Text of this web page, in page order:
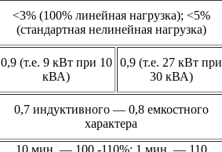
<3% (100% линейная нагрузка); <5%
(стандартная нелинейная нагрузка)
0,9 (т.е. 9 кВт при 10
кВА)
0,9 (т.е. 27 кВт при
30 кВА)
0,7 индуктивного — 0,8 емкостного
характера
10 мин. — 100 -110%; 1 мин. — 110